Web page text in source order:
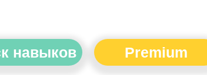
навыков Premium